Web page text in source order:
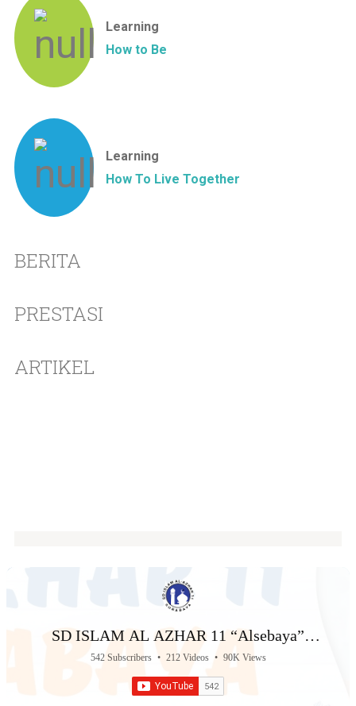
Learning
How to Be
Learning
How To Live Together
BERITA
PRESTASI
ARTIKEL
SD ISLAM AL AZHAR 11 “Alsebaya”
Surabaya
542 Subscribers • 212 Videos • 90K Views